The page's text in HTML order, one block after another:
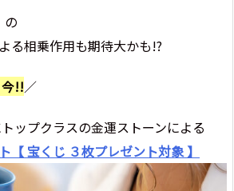
の
る相乗作用も期待大かも!?
!!／
ップクラスの金運ストーンによる
【 宝くじ ３枚プレゼント対象 】